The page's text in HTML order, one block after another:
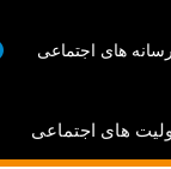
های اجتماعی
های اجتماعی